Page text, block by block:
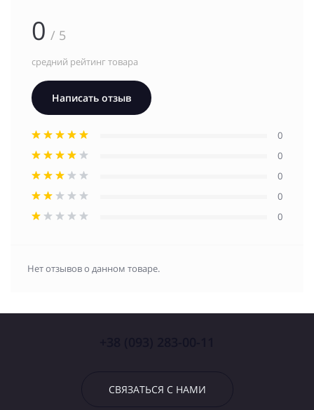
0 / 5
средний рейтинг товара
Написать отзыв
0
0
0
0
0
Нет отзывов о данном товаре.
СВЯЗАТЬСЯ С НАМИ